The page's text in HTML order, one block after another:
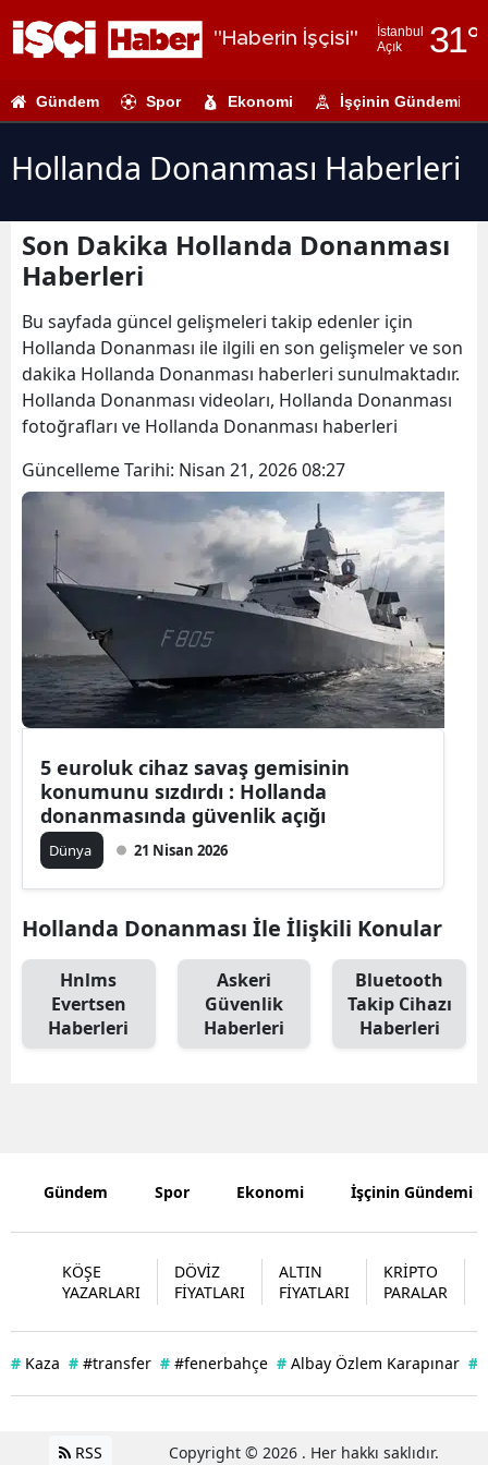
"Haberin İşçisi"
İstanbul
Açık
31°
Adıyaman
Amasya
Antalya
Artvin
Bilecik
Bingöl
Bitlis
Bolu
Burdur
Bursa
Diyarbakır
Edirne
Elazığ
Eskişehir
Gaziantep
Giresun
Hakkari
Isparta
Gündem Spor Ekonomi İşçinin Gündemi
Hollanda Donanması Haberleri
Son Dakika Hollanda Donanması
Haberleri
Bu sayfada güncel gelişmeleri takip edenler için
Hollanda Donanması ile ilgili en son gelişmeler ve son
dakika Hollanda Donanması haberleri sunulmaktadır.
Hollanda Donanması videoları, Hollanda Donanması
fotoğrafları ve Hollanda Donanması haberleri
Güncelleme Tarihi: Nisan 21, 2026 08:27
5 euroluk cihaz savaş gemisinin
konumunu sızdırdı : Hollanda
donanmasında güvenlik açığı
Dünya 21 Nisan 2026
Hollanda Donanması İle İlişkili Konular
Hnlms
Evertsen
Haberleri
Askeri
Güvenlik
Haberleri
Bluetooth
Takip Cihazı
Haberleri
Gündem Spor Ekonomi İşçinin Gündemi
KÖŞE
YAZARLARI
DÖVİZ
FİYATLARI
ALTIN
FİYATLARI
KRİPTO
PARALAR
# Kaza # #transfer # #fenerbahçe # Albay Özlem Karapınar #
RSS Copyright © 2026 . Her hakkı saklıdır.